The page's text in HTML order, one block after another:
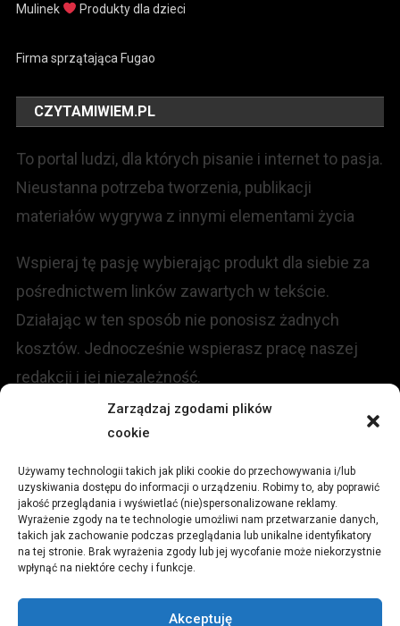
Zarządzaj zgodami plików
cookie
Używamy technologii takich jak pliki cookie do przechowywania i/lub
uzyskiwania dostępu do informacji o urządzeniu. Robimy to, aby poprawić
jakość przeglądania i wyświetlać (nie)spersonalizowane reklamy.
Wyrażenie zgody na te technologie umożliwi nam przetwarzanie danych,
takich jak zachowanie podczas przeglądania lub unikalne identyfikatory
na tej stronie. Brak wyrażenia zgody lub jej wycofanie może niekorzystnie
wpłynąć na niektóre cechy i funkcje.
Akceptuję
Mulinek Produkty dla dzieci
Firma sprzątająca Fugao
CZYTAMIWIEM.PL
To portal ludzi, dla których pisanie i internet to pasja.
Nieustanna potrzeba tworzenia, publikacji
materiałów wygrywa z innymi elementami życia
Wspieraj tę pasję wybierając produkt dla siebie za
pośrednictwem linków zawartych w tekście.
Działając w ten sposób nie ponosisz żadnych
kosztów. Jednocześnie wspierasz pracę naszej
redakcji i jej niezależność.
Redakcja portalu:
ul.Stara 13, 42-600 Tarnowskie Góry
TEL:+48 509 547 822
redakcja@czytamiwiem.pl